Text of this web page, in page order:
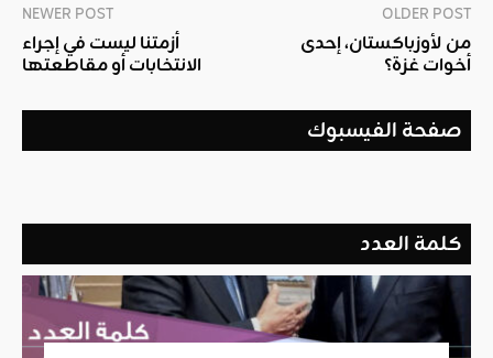
NEWER POST
أزمتنا ليست في إجراء
الانتخابات أو مقاطعتها
OLDER POST
من لأوزباكستان، إحدى
أخوات غزة؟
صفحة الفيسبوك
كلمة العدد